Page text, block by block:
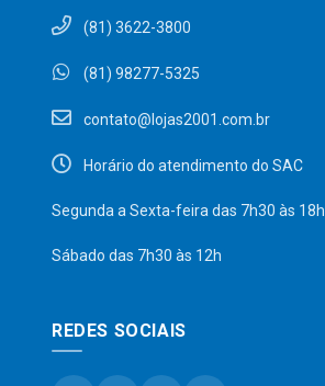
(81) 3622-3800
(81) 98277-5325
contato@lojas2001.com.br
Horário do atendimento do SAC
Segunda a Sexta-feira das 7h30 às 18h
Sábado das 7h30 às 12h
REDES SOCIAIS